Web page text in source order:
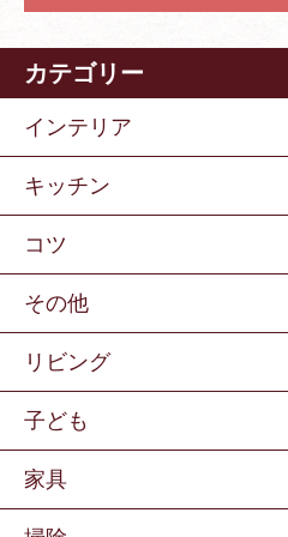
カテゴリー
インテリア
キッチン
コツ
その他
リビング
子ども
家具